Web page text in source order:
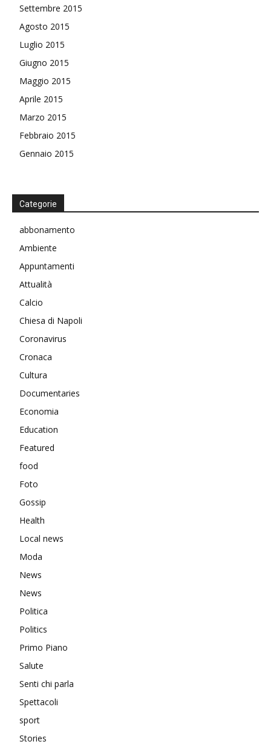
Settembre 2015
Agosto 2015
Luglio 2015
Giugno 2015
Maggio 2015
Aprile 2015
Marzo 2015
Febbraio 2015
Gennaio 2015
Categorie
abbonamento
Ambiente
Appuntamenti
Attualità
Calcio
Chiesa di Napoli
Coronavirus
Cronaca
Cultura
Documentaries
Economia
Education
Featured
food
Foto
Gossip
Health
Local news
Moda
News
News
Politica
Politics
Primo Piano
Salute
Senti chi parla
Spettacoli
sport
Stories